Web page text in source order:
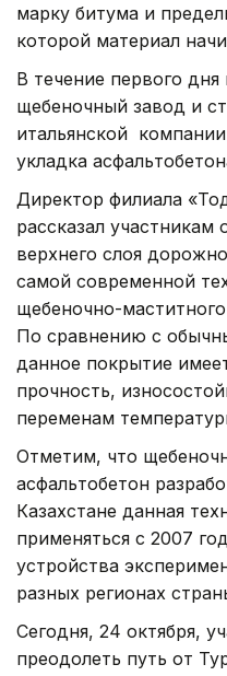
марку битума и
которой материал
В течение первого
щебеночный завод и
итальянской
укладка
Директор филиала
рассказал участникам
верхнего слоя
самой современной
щебеночно-
По сравнению с
данное покрытие
прочность,
переменам
Отметим, что
асфальтобетон
Казахстане данная
применяться с 2007
устройства
разных регионах
Сегодня, 24 октября,
преодолеть путь от